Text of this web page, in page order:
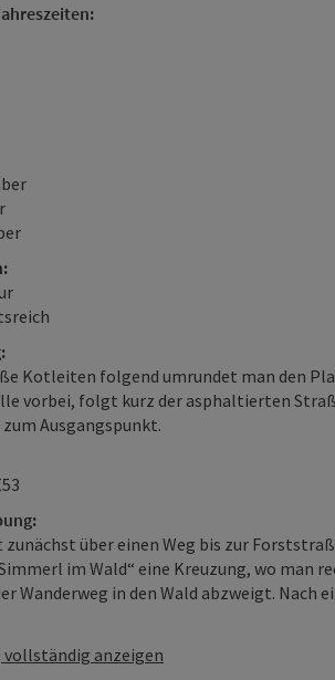
Kotleiten folgend umrundet man den
vorbei, folgt kurz der asphaltierten
Ausgangspunkt.
zunächst über einen Weg bis zur
im Wald“ eine Kreuzung, wo
Wanderweg in den Wald abzweigt.
vollständig anzeigen